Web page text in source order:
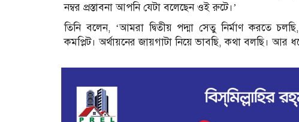
নম্বর প্রস্তাবনা আপনি যেটা বলেছেন ওই রুটে।’
তিনি বলেন, ‘আমরা দ্বিতীয় পদ্মা সেতু নির্মাণ করতে
কমপ্লিট। অর্থায়নের জায়গাটা নিয়ে ভাবছি, কথা বলছি। আর